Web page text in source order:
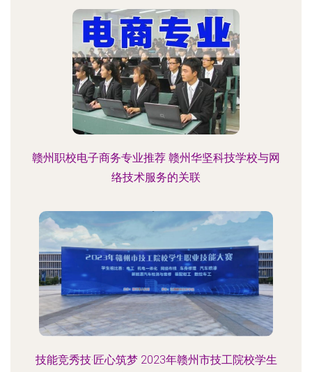
赣州职校电子商务专业推荐 赣州华坚科技学校与网
络技术服务的关联
技能竞秀技·匠心筑梦 2023年赣州市技工院校学生